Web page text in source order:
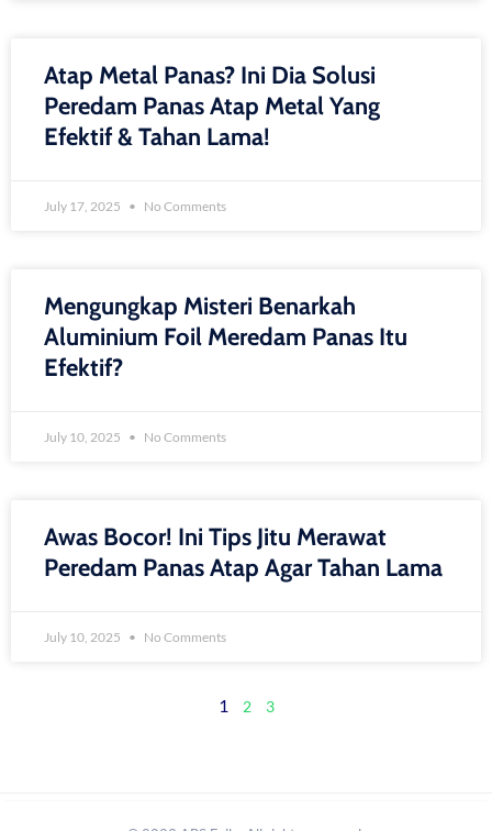
Atap Metal Panas? Ini Dia Solusi
Peredam Panas Atap Metal Yang
Efektif & Tahan Lama!
July 17, 2025 No Comments
Mengungkap Misteri Benarkah
Aluminium Foil Meredam Panas Itu
Efektif?
July 10, 2025 No Comments
Awas Bocor! Ini Tips Jitu Merawat
Peredam Panas Atap Agar Tahan Lama
July 10, 2025 No Comments
1 2 3